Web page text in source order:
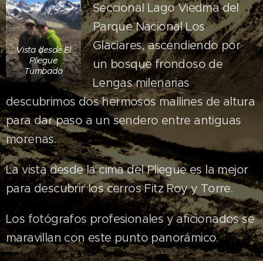
Vista desde El
Pliegue
Tumbado
Seccional Lago Viedma del
Parque Nacional Los
Glaciares, ascendiendo por
un bosque frondoso de
Lengas milenarias
descubrimos dos hermosos mallines de altura
para dar paso a un sendero entre antiguas
morenas.
La vista desde la cima del Pliegue es la mejor
para descubrir los cerros Fitz Roy y Torre.
Los fotógrafos profesionales y aficionados se
maravillan con este punto panorámico.